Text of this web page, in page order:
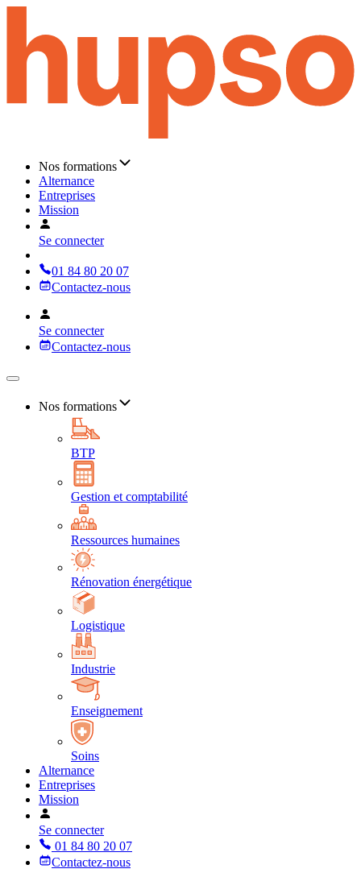
Nos formations
Alternance
Entreprises
Mission
Se connecter
01 84 80 20 07
Contactez-nous
Se connecter
Contactez-nous
Nos formations
BTP
Gestion et comptabilité
Ressources humaines
Rénovation énergétique
Logistique
Industrie
Enseignement
Soins
Alternance
Entreprises
Mission
Se connecter
01 84 80 20 07
Contactez-nous